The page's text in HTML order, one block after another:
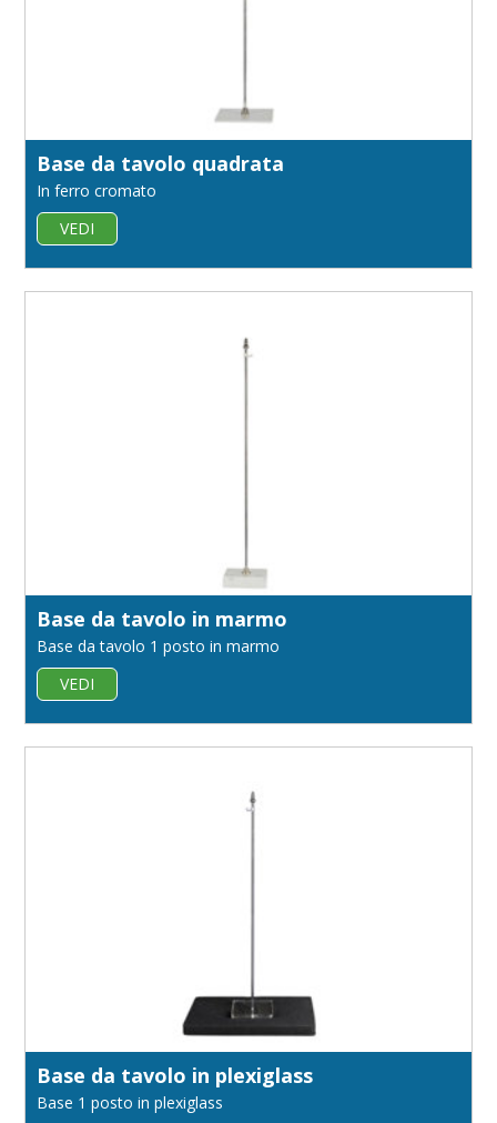
Base da tavolo quadrata
In ferro cromato
VEDI
Base da tavolo in marmo
Base da tavolo 1 posto in marmo
VEDI
Base da tavolo in plexiglass
Base 1 posto in plexiglass